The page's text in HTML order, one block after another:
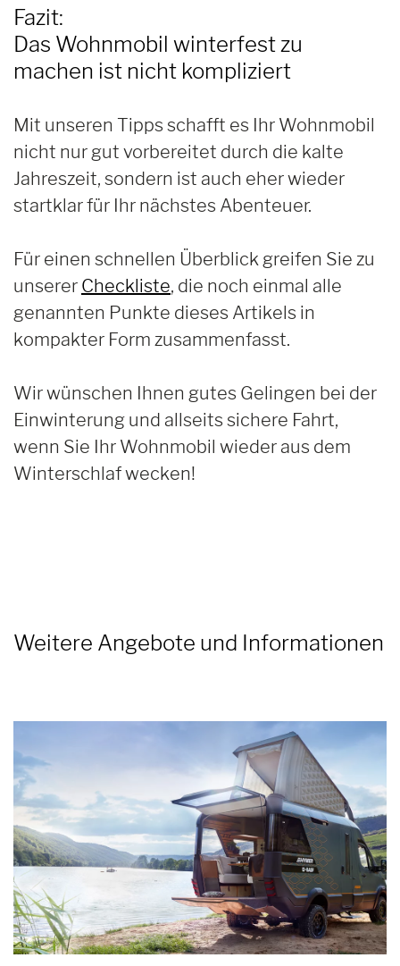
Fazit:
Das Wohnmobil winterfest zu
machen ist nicht kompliziert
Mit unseren Tipps schafft es Ihr Wohnmobil
nicht nur gut vorbereitet durch die kalte
Jahreszeit, sondern ist auch eher wieder
startklar für Ihr nächstes Abenteuer.
Für einen schnellen Überblick greifen Sie zu
unserer Checkliste, die noch einmal alle
genannten Punkte dieses Artikels in
kompakter Form zusammenfasst.
Wir wünschen Ihnen gutes Gelingen bei der
Einwinterung und allseits sichere Fahrt,
wenn Sie Ihr Wohnmobil wieder aus dem
Winterschlaf wecken!
Weitere Angebote und Informationen